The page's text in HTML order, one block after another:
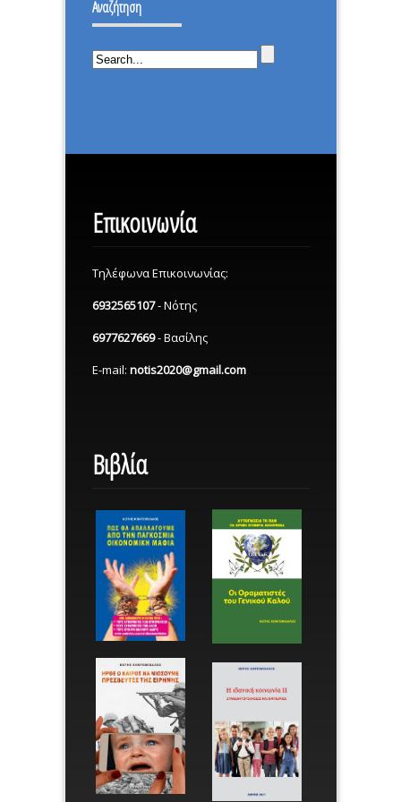
Αναζήτηση
Επικοινωνία
Τηλέφωνα Επικοινωνίας:
6932565107- Νότης
6977627669- Βασίλης
E-mail: notis2020@gmail.com
Βιβλία